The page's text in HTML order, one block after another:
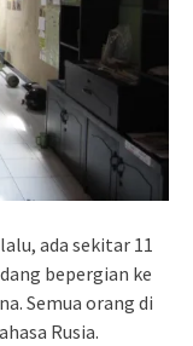
ada sekitar 11
bepergian ke
Semua orang di
Rusia.